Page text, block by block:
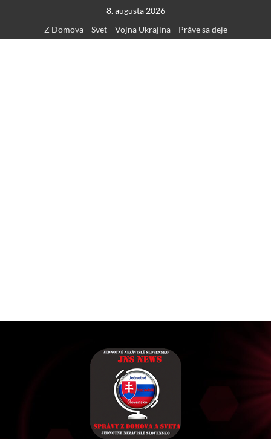
content
8. augusta 2026
Z Domova
Svet Vojna Ukrajina Práve sa deje